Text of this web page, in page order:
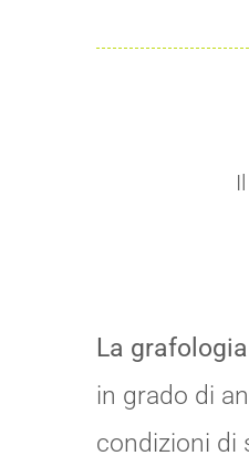
La grafologia
in grado di
condizioni di